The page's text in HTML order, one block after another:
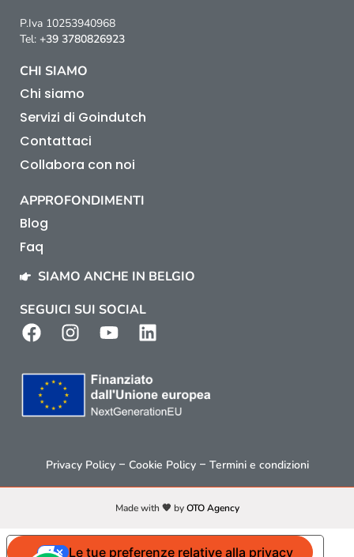
P.Iva 10253940968
Tel: +39 3780826923
CHI SIAMO
Chi siamo
Servizi di Goindutch
Contattaci
Collabora con noi
APPROFONDIMENTI
Blog
Faq
SIAMO ANCHE IN BELGIO
SEGUICI SUI SOCIAL
Privacy Policy– Cookie Policy– Termini e condizioni
Made with 🧡 byOTO Agency
Le tue preferenze relative alla privacy